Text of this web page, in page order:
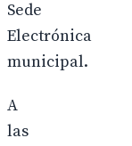
Sede
Electrónica
municipal.
A
las